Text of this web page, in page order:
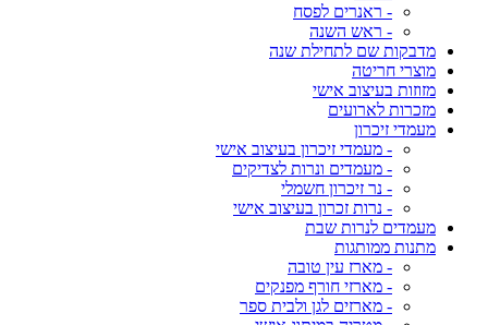
- ראנרים לפסח
- ראש השנה
מדבקות שם לתחילת שנה
מוצרי חריטה
מזוזות בעיצוב אישי
מזכרות לארועים
מעמדי זיכרון
- מעמדי זיכרון בעיצוב אישי
- מעמדים ונרות לצדיקים
- נר זיכרון חשמלי
- נרות זכרון בעיצוב אישי
מעמדים לנרות שבת
מתנות ממותגות
- מארז עין טובה
- מארזי חורף מפנקים
- מארזים לגן ולבית ספר